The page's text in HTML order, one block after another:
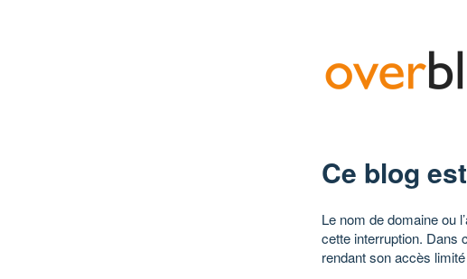
Ce blog
Le nom de domaine ou
cette interruption. Dans
rendant son accès